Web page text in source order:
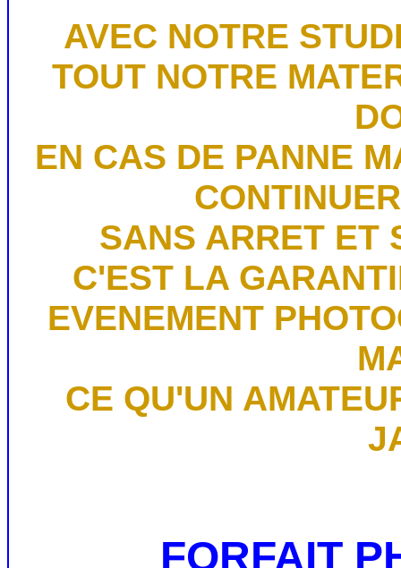
AVEC NOTRE
TOUT NOTRE
EN CAS DE PANNE
SANS ARRET ET
C'EST LA
EVENEMENT
CE QU'UN
FORFAIT